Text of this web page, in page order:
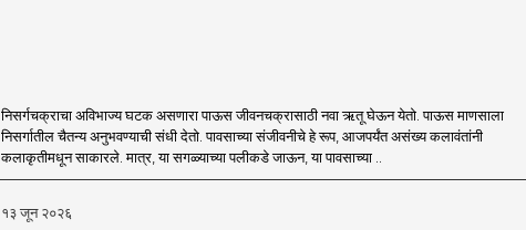
निसर्गचक्राचा अविभाज्य घटक असणारा पाऊस जीवनचक्रासाठी नवा ऋतू घेऊन येतो. पाऊस माणसाला
निसर्गातील चैतन्य अनुभवण्याची संधी देतो. पावसाच्या संजीवनीचे हे रूप, आजपर्यंत असंख्य कलावंतांनी
कलाकृतीमधून साकारले. मात्र, या सगळ्याच्या पलीकडे जाऊन, या पावसाच्या ..
१३ जून २०२६